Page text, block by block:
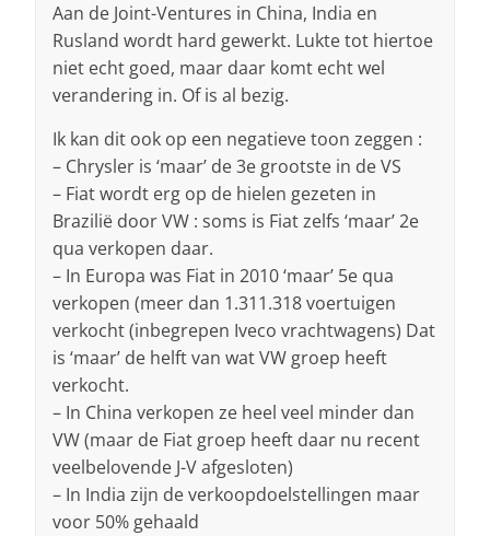
Aan de Joint-Ventures in China, India en
Rusland wordt hard gewerkt. Lukte tot hiertoe
niet echt goed, maar daar komt echt wel
verandering in. Of is al bezig.
Ik kan dit ook op een negatieve toon zeggen :
– Chrysler is ‘maar’ de 3e grootste in de VS
– Fiat wordt erg op de hielen gezeten in
Brazilië door VW : soms is Fiat zelfs ‘maar’ 2e
qua verkopen daar.
– In Europa was Fiat in 2010 ‘maar’ 5e qua
verkopen (meer dan 1.311.318 voertuigen
verkocht (inbegrepen Iveco vrachtwagens) Dat
is ‘maar’ de helft van wat VW groep heeft
verkocht.
– In China verkopen ze heel veel minder dan
VW (maar de Fiat groep heeft daar nu recent
veelbelovende J-V afgesloten)
– In India zijn de verkoopdoelstellingen maar
voor 50% gehaald